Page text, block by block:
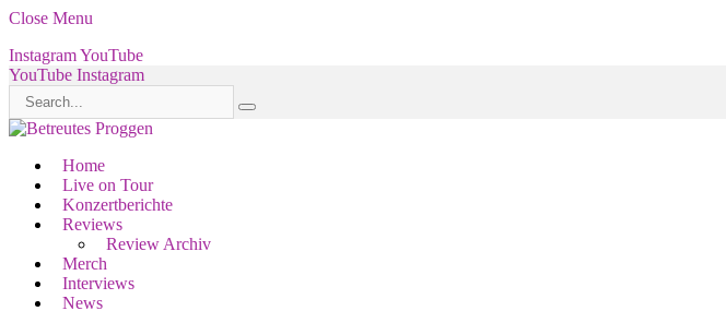
Close Menu
InstagramYouTube
YouTube Instagram
Home
Live on Tour
Konzertberichte
Reviews
Review Archiv
Merch
Interviews
News